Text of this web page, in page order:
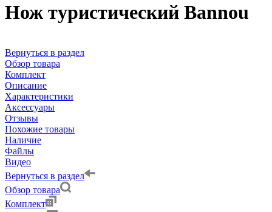
Нож туристический Bannou
Вернуться в раздел
Обзор товара
Комплект
Описание
Характеристики
Аксессуары
Отзывы
Похожие товары
Наличие
Файлы
Видео
Вернуться в раздел
Обзор товара
Комплект